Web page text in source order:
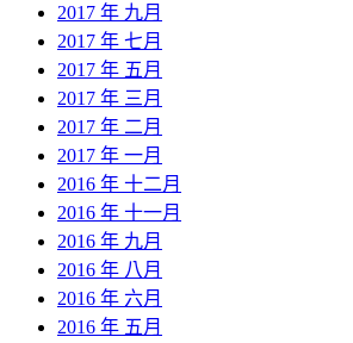
2017 年 九月
2017 年 七月
2017 年 五月
2017 年 三月
2017 年 二月
2017 年 一月
2016 年 十二月
2016 年 十一月
2016 年 九月
2016 年 八月
2016 年 六月
2016 年 五月